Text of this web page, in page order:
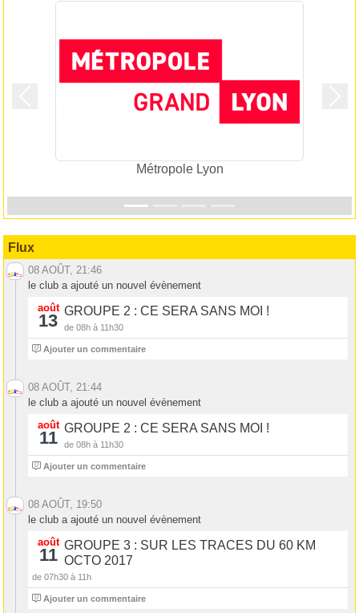
Métropole Lyon
Flux
08 AOÛT, 21:46
le club a ajouté un nouvel évènement
août
13 GROUPE 2 : CE SERA SANS MOI !
de 08h à 11h30
0 Ajouter un commentaire
08 AOÛT, 21:44
le club a ajouté un nouvel évènement
août
11 GROUPE 2 : CE SERA SANS MOI !
de 08h à 11h30
0 Ajouter un commentaire
08 AOÛT, 19:50
le club a ajouté un nouvel évènement
août
11 GROUPE 3 : SUR LES TRACES DU 60 KM
OCTO 2017
de 07h30 à 11h
0 Ajouter un commentaire